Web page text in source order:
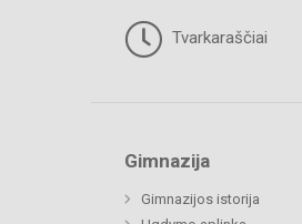
Tvarkaraščiai
Gimnazija
Gimnazijos istorija